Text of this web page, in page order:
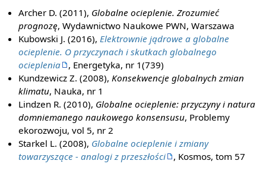
Archer D. (2011), Globalne ocieplenie. Zrozumieć
prognozę, Wydawnictwo Naukowe PWN, Warszawa
Kubowski J. (2016), Elektrownie jądrowe a globalne
ocieplenie. O przyczynach i skutkach globalnego
ocieplenia
, Energetyka, nr 1(739)
Kundzewicz Z. (2008), Konsekwencje globalnych zmian
klimatu, Nauka, nr 1
Lindzen R. (2010), Globalne ocieplenie: przyczyny i natura
domniemanego naukowego konsensusu, Problemy
ekorozwoju, vol 5, nr 2
Starkel L. (2008), Globalne ocieplenie i zmiany
towarzyszące - analogi z przeszłości
, Kosmos, tom 57